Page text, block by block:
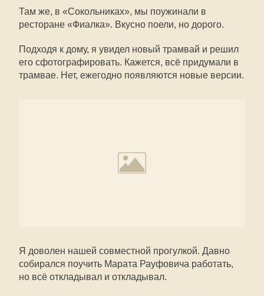
Там же, в «Сокольниках», мы поужинали в
ресторане «Фиалка». Вкусно поели, но дорого.
Подходя к дому, я увидел новый трамвай и решил
его сфотографировать. Кажется, всё придумали в
трамвае. Нет, ежегодно появляются новые версии.
Я доволен нашей совместной прогулкой. Давно
собирался поучить Марата Рауфовича работать,
но всё откладывал и откладывал.